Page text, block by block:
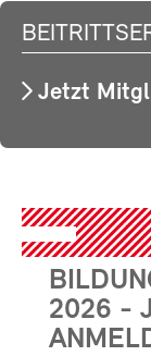
Jetzt
2026 -